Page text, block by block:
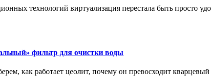
технологий виртуализация перестала быть просто
фильтр для очистки воды
как работает цеолит, почему он превосходит